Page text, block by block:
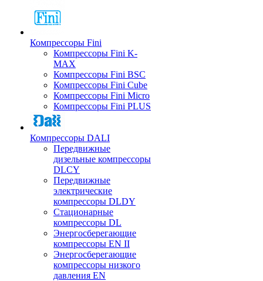
Компрессоры Fini
Компрессоры Fini K-
MAX
Компрессоры Fini BSC
Компрессоры Fini Cube
Компрессоры Fini Micro
Компрессоры Fini PLUS
Компрессоры DALI
Передвижные
дизельные компрессоры
DLCY
Передвижные
электрические
компрессоры DLDY
Стационарные
компрессоры DL
Энергосберегающие
компрессоры EN II
Энергосберегающие
компрессоры низкого
давления EN